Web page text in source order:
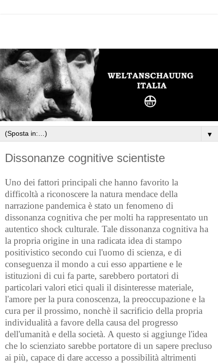
▼
Dissonanze cognitive scientiste
Uno dei fattori principali che hanno favorito la
difficoltà a riconoscere la natura mendace della
narrazione pandemica è stato un fenomeno di
dissonanza cognitiva che per molti ha rappresentato un
autentico shock culturale. Tale dissonanza cognitiva ha
la propria origine in una radicata idea di stampo
positivistico secondo cui l'uomo di scienza, e di
conseguenza il mondo a cui esso appartiene e le
istituzioni di cui fa parte, sarebbero portatori di
particolari valori etici quali il disinteresse materiale,
l'amore per la pura conoscenza, la preoccupazione e la
cura per il prossimo, nonchè il sacrificio della propria
individualità a favore della causa del progresso
dell'umanità e della società. A questo si aggiunge l'idea
che lo scienziato sarebbe portatore di un sapere precluso
ai più, capace di dare accesso a possibilità altrimenti